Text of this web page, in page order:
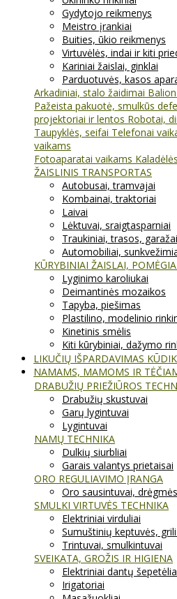
Gydytojo reikmenys
Meistro įrankiai
Buities, ūkio reikmenys
Virtuvėlės, indai ir kiti
Kariniai žaislai, ginklai
Parduotuvės, kasos
Arkadiniai, stalo žaidimai
Pažeista pakuotė, smulkūs
projektoriai ir lentos Robotai,
Taupyklės, seifai Telefonai
vaikams
Fotoaparatai vaikams
ŽAISLINIS TRANSPORTAS
Autobusai, tramvajai
Kombainai, traktoriai
Laivai
Lėktuvai, sraigtasparniai
Traukiniai, trasos, garažai
Automobiliai,
KŪRYBINIAI ŽAISLAI,
Lyginimo karoliukai
Deimantinės mozaikos
Tapyba, piešimas
Plastilino, modelinio
Kinetinis smėlis
Kiti kūrybiniai, dažymo
LIKUČIŲ IŠPARDAVIMAS
NAMAMS, MAMOMS IR
DRABUŽIŲ PRIEŽIŪROS
Drabužių skustuvai
Garų lygintuvai
Lygintuvai
NAMŲ TECHNIKA
Dulkių siurbliai
Garais valantys prietaisai
ORO REGULIAVIMO ĮRANGA
Oro sausintuvai,
SMULKI VIRTUVĖS TECHNIKA
Elektriniai virduliai
Sumuštinių keptuvės,
Trintuvai, smulkintuvai
SVEIKATA, GROŽIS IR HIGIENA
Elektriniai dantų
Irigatoriai